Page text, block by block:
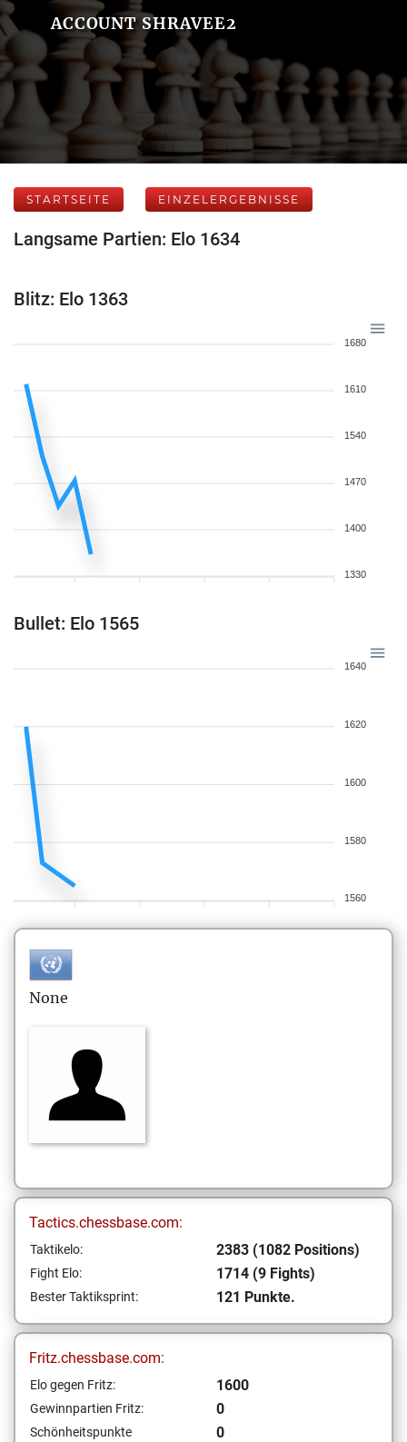
ACCOUNT SHRAVEE2
STARTSEITE EINZELERGEBNISSE
Langsame Partien: Elo 1634
Blitz: Elo 1363
1680
1610
1540
1470
1400
1330
Bullet: Elo 1565
1640
1620
1600
1580
1560
None
Tactics.chessbase.com:
Taktikelo: 2383 (1082 Positions)
Fight Elo: 1714 (9 Fights)
Bester Taktiksprint: 121 Punkte.
Fritz.chessbase.com:
Elo gegen Fritz: 1600
Gewinnpartien Fritz: 0
Schönheitspunkte
0